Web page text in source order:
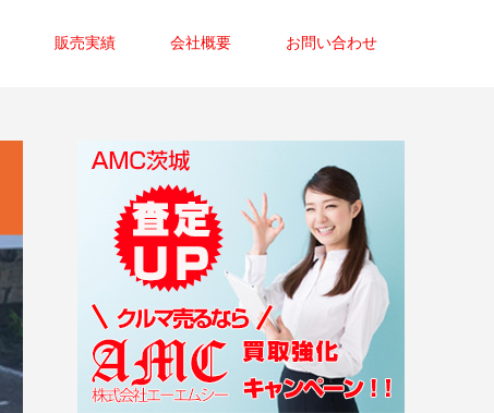
販売実績 会社概要 お問い合わせ